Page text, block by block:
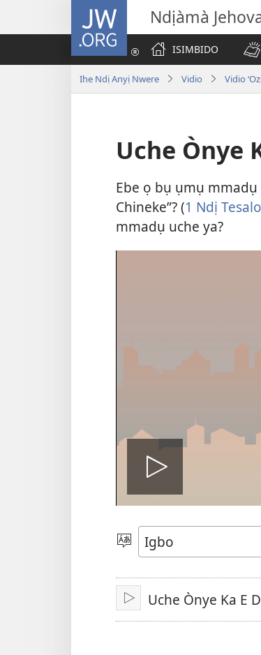
JW.ORG Ndịàmà
ISIMBIDO
Ihe Ndị Anyị Nwere Vidio Vidio
Uche Ònye
Ebe ọ bụ ụmụ
Chineke”? (1 Ndị
mmadụ uche ya?
Kpọọ
vidio
Họrọ
Asụsụ
KpọwaUche Ònye Ka E